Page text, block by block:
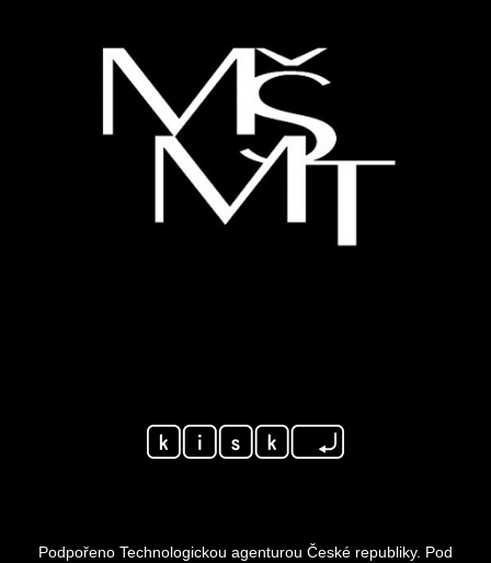
Podpořeno Technologickou agenturou České republiky. Pod